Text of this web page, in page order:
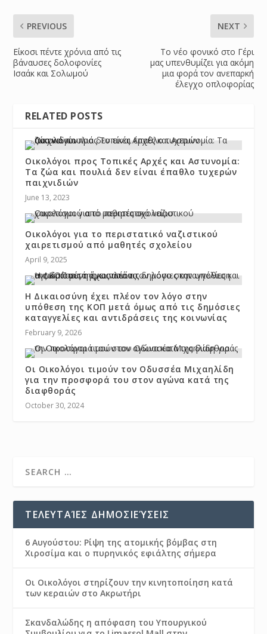
PREVIOUS
Είκοσι πέντε χρόνια από τις
βάναυσες δολοφονίες
Ισαάκ και Σολωμού
NEXT
Το νέο φονικό στο Γέρι
μας υπενθυμίζει για ακόμη
μια φορά τον ανεπαρκή
έλεγχο οπλοφορίας
RELATED POSTS
Οικολόγοι προς Τοπικές Αρχές και Αστυνομία:
Τα ζώα και πουλιά δεν είναι έπαθλο τυχερών
παιχνιδιών
June 13, 2023
Οικολόγοι για το περιστατικό ναζιστικού
χαιρετισμού από μαθητές σχολείου
April 9, 2025
Η Δικαιοσύνη έχει πλέον τον λόγο στην
υπόθεση της ΚΟΠ μετά όμως από τις δημόσιες
καταγγελίες και αντιδράσεις της κοινωνίας
February 9, 2026
Οι Οικολόγοι τιμούν τον Οδυσσέα Μιχαηλίδη
για την προσφορά του στον αγώνα κατά της
διαφθοράς
October 30, 2024
ΤΕΛΕΥΤΑΊΕΣ ΔΗΜΟΣΙΕΎΣΕΙΣ
6 Αυγούστου: Ρίψη της ατομικής βόμβας στη
Χιροσίμα και ο πυρηνικός εφιάλτης σήμερα
Οι Οικολόγοι στηρίζουν την κινητοποίηση κατά
των κεραιών στο Ακρωτήρι
Σκανδαλώδης η απόφαση του Υπουργικού